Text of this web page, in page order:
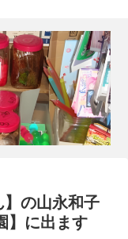
の山永和子
】に出ます